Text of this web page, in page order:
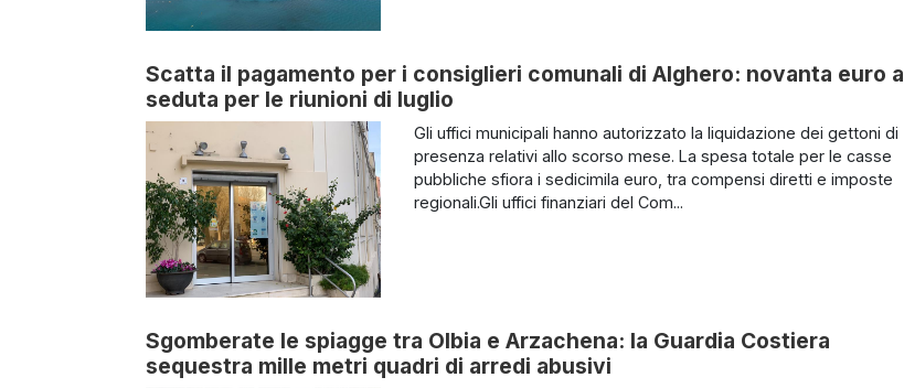
Scatta il pagamento per i consiglieri comunali di Alghero: novanta euro a
seduta per le riunioni di luglio
Gli uffici municipali hanno autorizzato la liquidazione dei gettoni di
presenza relativi allo scorso mese. La spesa totale per le casse
pubbliche sfiora i sedicimila euro, tra compensi diretti e imposte
regionali.Gli uffici finanziari del Com...
Sgomberate le spiagge tra Olbia e Arzachena: la Guardia Costiera
sequestra mille metri quadri di arredi abusivi